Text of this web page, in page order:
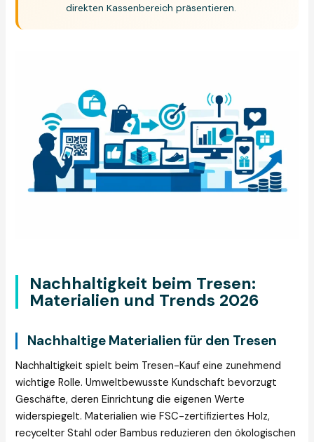
direkten Kassenbereich präsentieren.
Nachhaltigkeit beim Tresen:
Materialien und Trends 2026
Nachhaltige Materialien für den Tresen
Nachhaltigkeit spielt beim Tresen-Kauf eine zunehmend
wichtige Rolle. Umweltbewusste Kundschaft bevorzugt
Geschäfte, deren Einrichtung die eigenen Werte
widerspiegelt. Materialien wie FSC-zertifiziertes Holz,
recycelter Stahl oder Bambus reduzieren den ökologischen